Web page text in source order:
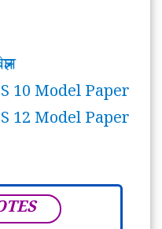
10 Model Paper
12 Model Paper